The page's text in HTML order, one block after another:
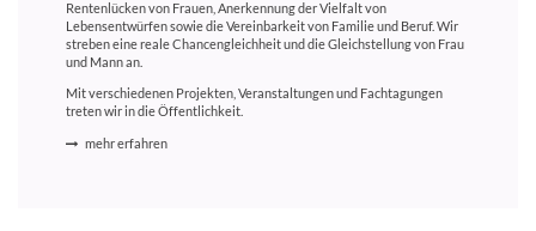
Rentenlücken von Frauen, Anerkennung der Vielfalt von
Lebensentwürfen sowie die Vereinbarkeit von Familie und Beruf. Wir
streben eine reale Chancengleichheit und die Gleichstellung von Frau
und Mann an.
Mit verschiedenen Projekten, Veranstaltungen und Fachtagungen
treten wir in die Öffentlichkeit.
mehr erfahren